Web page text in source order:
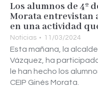
Los alumnos de 4º
Morata entrevistan
en una actividad
Noticias 11/03/2024
Esta mañana, la
Vázquez, ha
le han hecho los
CEIP Ginés Morata.